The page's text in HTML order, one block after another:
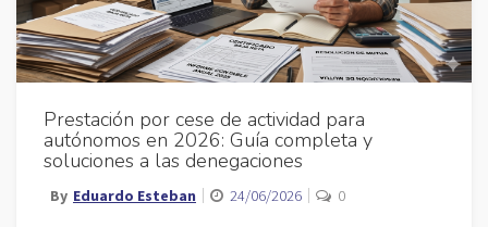
Prestación por cese de actividad para
autónomos en 2026: Guía completa y
soluciones a las denegaciones
By Eduardo Esteban 24/06/2026 0